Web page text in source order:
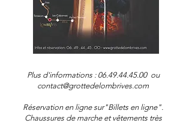
Plus d'informations : 06.49.44.45.00ou
contact@grottedelombrives.com
Réservation en ligne sur"Billets en ligne".
Chaussures de marche et vêtements très